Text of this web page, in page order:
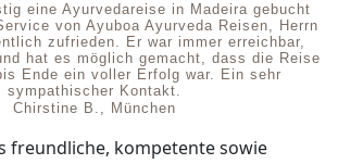
eine Ayurvedareise in Madeira gebucht
von Ayuboa Ayurveda Reisen, Herrn
zufrieden. Er war immer erreichbar,
hat es möglich gemacht, dass die Reise
Ende ein voller Erfolg war. Ein sehr
sympathischer Kontakt.
Chirstine B., München